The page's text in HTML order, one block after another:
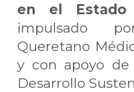
en el Estado
impulsado
Queretano
y con apoyo
Desarrollo